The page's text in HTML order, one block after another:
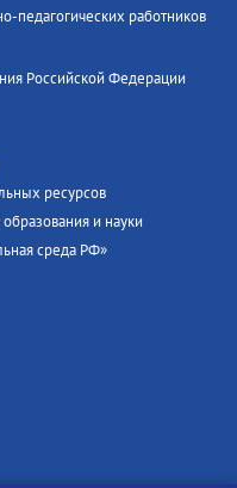
педагогических работников
Российской Федерации
ресурсов
и науки
среда РФ»